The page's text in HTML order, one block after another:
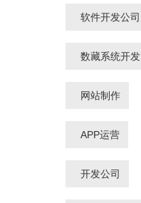
软件开发公司
数藏系统开发
网站制作
APP运营
开发公司